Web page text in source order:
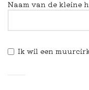
Naam van de kleine
Ik wil een